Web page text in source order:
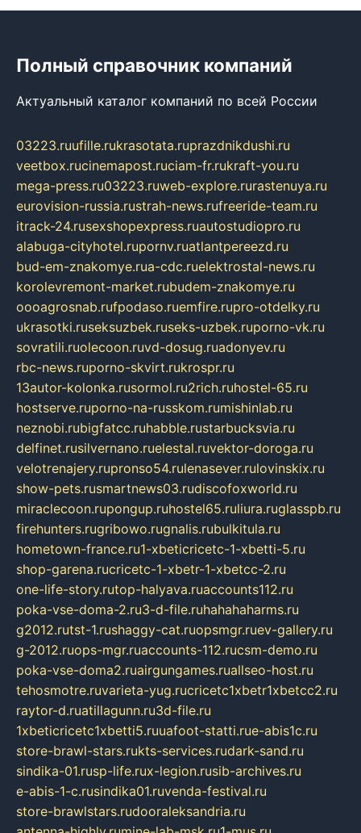
Полный справочник компаний
Актуальный каталог компаний по всей России
03223.ruufille.rukrasotata.ruprazdnikdushi.ru
veetbox.rucinemapost.ruciam-fr.rukraft-you.ru
mega-press.ru03223.ruweb-explore.rurastenuya.ru
eurovision-russia.rustrah-news.rufreeride-team.ru
itrack-24.rusexshopexpress.ruautostudiopro.ru
alabuga-cityhotel.rupornv.ruatlantpereezd.ru
bud-em-znakomye.rua-cdc.ruelektrostal-news.ru
korolevremont-market.rubudem-znakomye.ru
oooagrosnab.rufpodaso.ruemfire.rupro-otdelky.ru
ukrasotki.ruseksuzbek.ruseks-uzbek.ruporno-vk.ru
sovratili.ruolecoon.ruvd-dosug.ruadonyev.ru
rbc-news.ruporno-skvirt.rukrospr.ru
13autor-kolonka.rusormol.ru2rich.ruhostel-65.ru
hostserve.ruporno-na-russkom.rumishinlab.ru
neznobi.rubigfatcc.ruhabble.rustarbucksvia.ru
delfinet.rusilvernano.ruelestal.ruvektor-doroga.ru
velotrenajery.rupronso54.rulenasever.rulovinskix.ru
show-pets.rusmartnews03.rudiscofoxworld.ru
miraclecoon.rupongup.ruhostel65.ruliura.ruglasspb.ru
firehunters.rugribowo.rugnalis.rubulkitula.ru
hometown-france.ru1-xbeticricetc-1-xbetti-5.ru
shop-garena.rucricetc-1-xbetr-1-xbetcc-2.ru
one-life-story.rutop-halyava.ruaccounts112.ru
poka-vse-doma-2.ru3-d-file.ruhahahaharms.ru
g2012.rutst-1.rushaggy-cat.ruopsmgr.ruev-gallery.ru
g-2012.ruops-mgr.ruaccounts-112.rucsm-demo.ru
poka-vse-doma2.ruairgungames.ruallseo-host.ru
tehosmotre.ruvarieta-yug.rucricetc1xbetr1xbetcc2.ru
raytor-d.ruatillagunn.ru3d-file.ru
1xbeticricetc1xbetti5.ruuafoot-statti.rue-abis1c.ru
store-brawl-stars.rukts-services.rudark-sand.ru
sindika-01.rusp-life.rux-legion.rusib-archives.ru
e-abis-1-c.rusindika01.ruvenda-festival.ru
store-brawlstars.rudooraleksandria.ru